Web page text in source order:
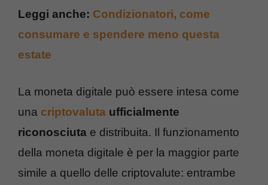
Leggi anche: Condizionatori, come
consumare e spendere meno questa
estate
La moneta digitale può essere intesa come
una criptovaluta ufficialmente
riconosciuta e distribuita. Il funzionamento
della moneta digitale è per la maggior parte
simile a quello delle criptovalute: entrambe